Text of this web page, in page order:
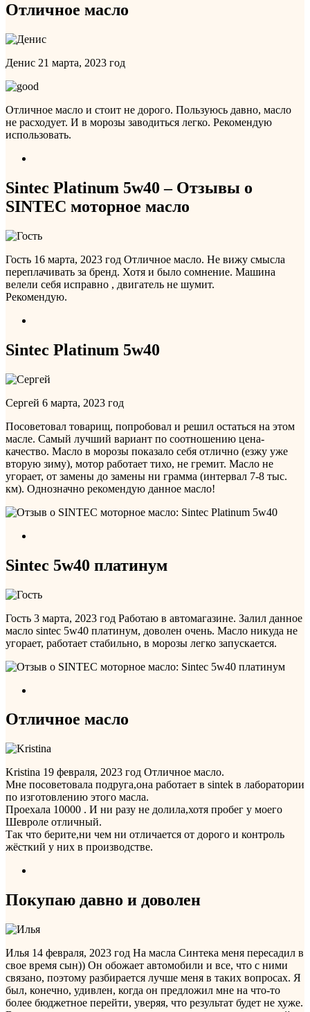
Отличное масло
Денис 21 марта, 2023 год
Отличное масло и стоит не дорого. Пользуюсь давно, масло
не расходует. И в морозы заводиться легко. Рекомендую
использовать.
Sintec Platinum 5w40 – Отзывы о
SINTEC моторное масло
Гость 16 марта, 2023 год Отличное масло. Не вижу смысла
переплачивать за бренд. Хотя и было сомнение. Машина
велели себя исправно , двигатель не шумит.
Рекомендую.
Sintec Platinum 5w40
Сергей 6 марта, 2023 год
Посоветовал товарищ, попробовал и решил остаться на этом
масле. Самый лучший вариант по соотношению цена-
качество. Масло в морозы показало себя отлично (езжу уже
вторую зиму), мотор работает тихо, не гремит. Масло не
угорает, от замены до замены ни грамма (интервал 7-8 тыс.
км). Однозначно рекомендую данное масло!
Sintec 5w40 платинум
Гость 3 марта, 2023 год Работаю в автомагазине. Залил данное
масло sintec 5w40 платинум, доволен очень. Масло никуда не
угорает, работает стабильно, в морозы легко запускается.
Отличное масло
Kristina 19 февраля, 2023 год Отличное масло.
Мне посоветовала подруга,она работает в sintek в лаборатории
по изготовлению этого масла.
Проехала 10000 . И ни разу не долила,хотя пробег у моего
Шевроле отличный.
Так что берите,ни чем ни отличается от дорого и контроль
жёсткий у них в производстве.
Покупаю давно и доволен
Илья 14 февраля, 2023 год На масла Синтека меня пересадил в
свое время сын)) Он обожает автомобили и все, что с ними
связано, поэтому разбирается лучше меня в таких вопросах. Я
был, конечно, удивлен, когда он предложил мне на что-то
более бюджетное перейти, уверяя, что результат будет не хуже.